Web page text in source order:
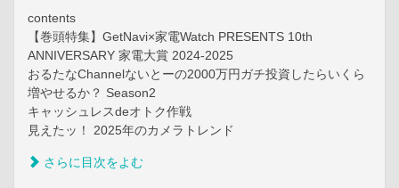
contents
【巻頭特集】GetNavi×家電Watch PRESENTS 10th
ANNIVERSARY 家電大賞 2024-2025
おるたなChannelないとーの2000万円ガチ投資したらいくら
増やせるか？ Season2
キャッシュレスdeオトク作戦
見えたッ！ 2025年のカメラトレンド
さらに目次をよむ